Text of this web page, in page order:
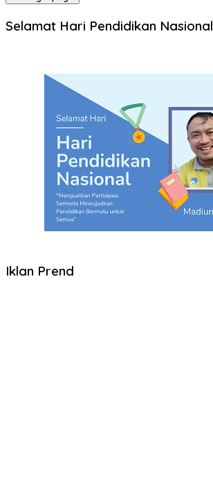
Selamat Hari Pendidikan Nasional
Iklan Prend